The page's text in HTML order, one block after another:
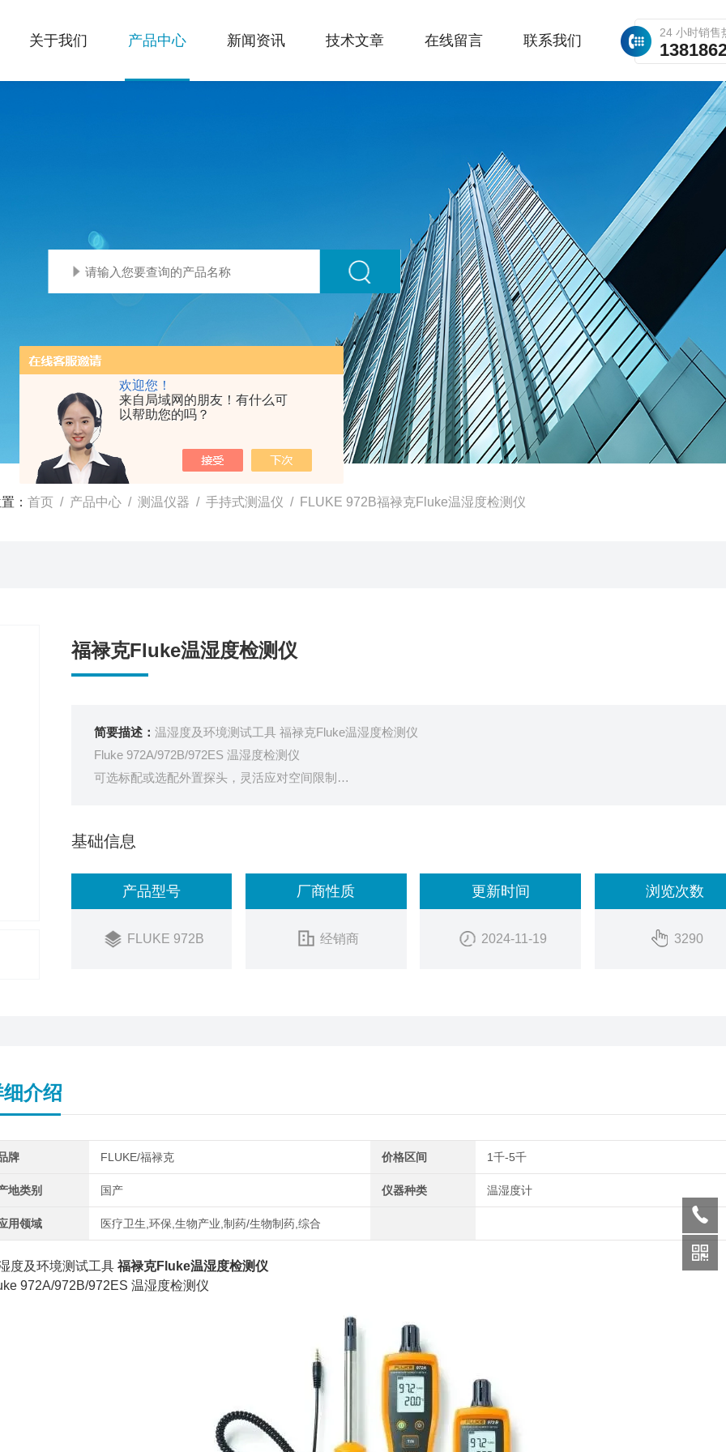
欢迎您！
来自局域网的朋友！有什么可
以帮助您的吗？
24 小时销售
关于我们 产品中心 新闻资讯 技术文章 在线留言 联系我们
： 首页 / 产品中心 / 测温仪器 / 手持式测温仪 / FLUKE 972B福禄克Fluke温湿度检测仪
福禄克Fluke温湿度检测仪
简要描述： 温湿度及环境测试工具 福禄克Fluke温湿度检测仪
Fluke 972A/972B/972ES 温湿度检测仪
可选标配或选配外置探头，灵活应对空间限制
自动记录模式，实现最高8小时的自动温湿度监测（仅限Fluke 972B）
加强的传感器保护罩，确保无忧操作
基础信息
产品型号
FLUKE 972B
厂商性质
经销商
更新时间
2024-11-19
浏览次数
3290
介绍
牌 FLUKE/福禄克 价格区间 1千-5千
地类别 国产 仪器种类 温湿度计
用领域 医疗卫生,环保,生物产业,制药/生物制药,综合
度及环境测试工具 福禄克Fluke温湿度检测仪
972A/972B/972ES 温湿度检测仪